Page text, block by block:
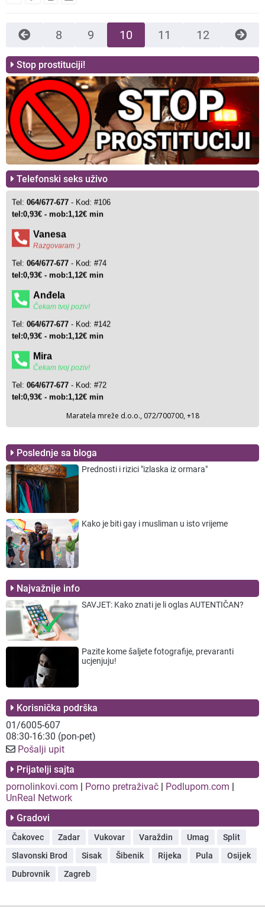
8 9 10 11 12
Stop prostituciji!
Telefonski seks uživo
Poslednje sa bloga
Prednosti i rizici "izlaska iz ormara"
Kako je biti gay i musliman u isto vrijeme
Najvažnije info
SAVJET: Kako znati je li oglas AUTENTIČAN?
Pazite kome šaljete fotografije, prevaranti
ucjenjuju!
Korisnička podrška
01/6005-607
08:30-16:30 (pon-pet)
Pošalji upit
Prijatelji sajta
pornolinkovi.com
Porno pretraživač Podlupom.com
UnReal Network
Gradovi
Čakovec Zadar Vukovar Varaždin Umag
Split
Slavonski Brod
Sisak Šibenik Rijeka Pula
Osijek
Dubrovnik
Zagreb